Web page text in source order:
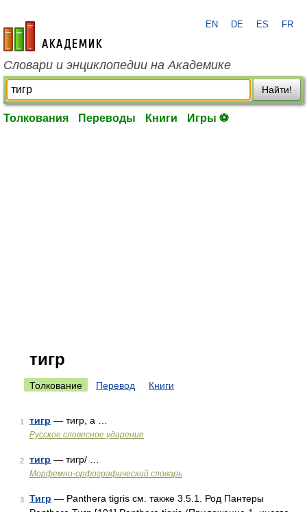
academic.ru
EN DE ES FR
Словари и энциклопедии на Академике
Найти!
Толкования Переводы Книги Игры ⚽
тигр
Толкование Перевод Книги
1 тигр — тигр, а …
Русское словесное ударение
2 тигр — тигр/ …
Морфемно-орфографический словарь
3 Тигр — Panthera tigris см. также 3.5.1. Род Пантеры